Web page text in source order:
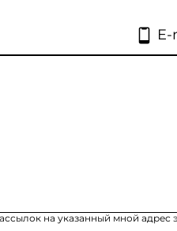
на указанный мной адрес